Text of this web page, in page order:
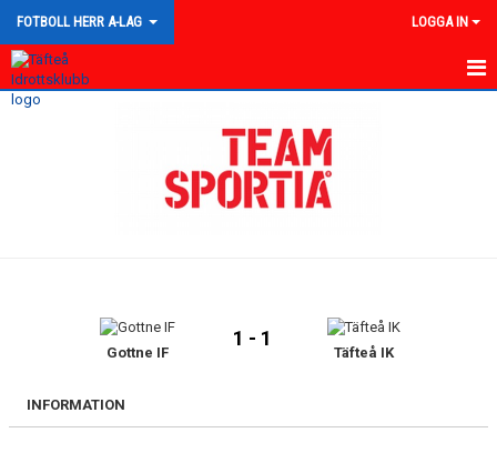
FOTBOLL HERR A-LAG LOGGA IN
HEM
DOKUMENT
Gottne IF
1 - 1
Täfteå IK
INFORMATION